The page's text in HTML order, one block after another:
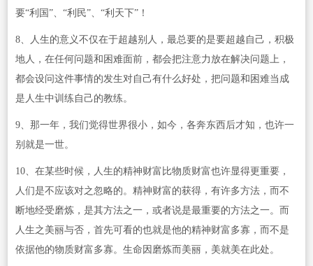
要“利国”、“利民”、“利天下”！
8、人生的意义不仅在于超越别人，最总要的是要超越自己，积极
地人，在任何问题和困难面前，都会把注意力放在解决问题上，
都会设问这件事情的发生对自己有什么好处，把问题和困难当成
是人生中训练自己的教练。
9、那一年，我们觉得世界很小，如今，各奔东西后才知，也许一
别就是一世。
10、在某些时候，人生的精神财富比物质财富也许显得更重要，
人们是不应该对之忽略的。精神财富的获得，有许多方法，而不
断地经受磨炼，是其方法之一，或者说是最重要的方法之一。而
人生之美丽与否，首先可看的也就是他的精神财富多寡，而不是
依据他的物质财富多寡。生命因磨炼而美丽，美就美在此处。